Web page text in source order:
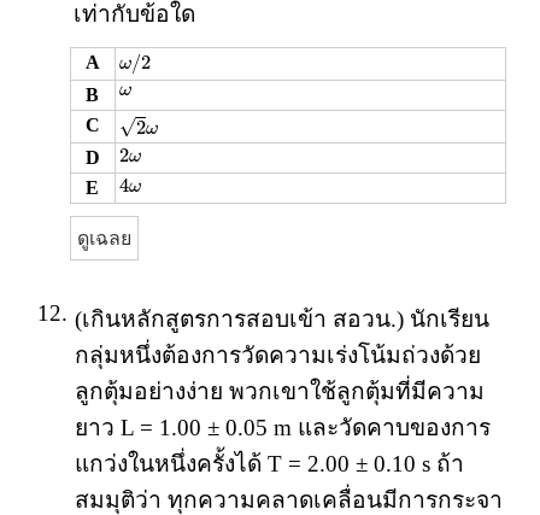
เท่ากับข้อใด
A ω/2
ω/2
B ω
ω
C √2ω
2ω
D 2ω
2ω
E 4ω
4ω
ดูเฉลย
12. (เกินหลักสูตรการสอบเข้า สอวน.) นักเรียน
กลุ่มหนึ่งต้องการวัดความเร่งโน้มถ่วงด้วย
ลูกตุ้มอย่างง่าย พวกเขาใช้ลูกตุ้มที่มีความ
ยาว L = 1.00 ± 0.05 m และวัดคาบของการ
แกว่งในหนึ่งครั้งได้ T = 2.00 ± 0.10 s ถ้า
สมมุติว่า ทุกความคลาดเคลื่อนมีการกระจา